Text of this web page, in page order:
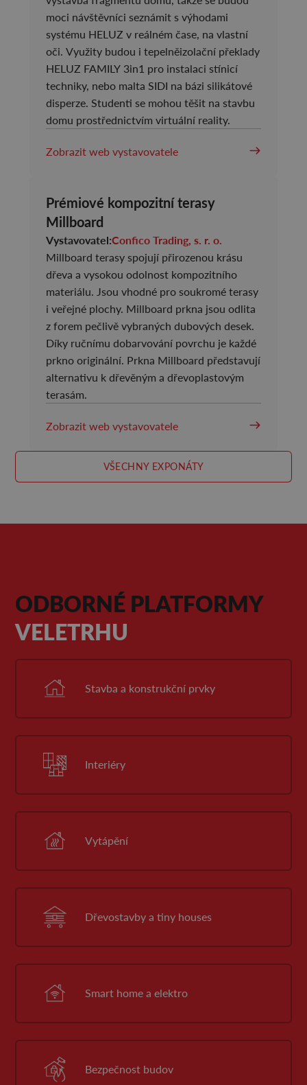
moci návštěvníci seznámit s výhodami
systému HELUZ v reálném čase, na vlastní
oči. Využity budou i tepelněizolační překlady
HELUZ FAMILY 3in1 pro instalaci stínicí
techniky, nebo malta SIDI na bázi silikátové
disperze. Studenti se mohou těšit na stavbu
domu prostřednictvím virtuální reality.
Zobrazit web vystavovatele
Prémiové kompozitní terasy
Millboard
Vystavovatel:Confico Trading, s. r. o.
Millboard terasy spojují přirozenou krásu
dřeva a vysokou odolnost kompozitního
materiálu. Jsou vhodné pro soukromé terasy
i veřejné plochy. Millboard prkna jsou odlita
z forem pečlivě vybraných dubových desek.
Díky ručnímu dobarvování povrchu je každé
prkno originální. Prkna Millboard představují
alternativu k dřevěným a dřevoplastovým
terasám.
Zobrazit web vystavovatele
VŠECHNY EXPONÁTY
ODBORNÉ PLATFORMY
VELETRHU
Stavba a konstrukční prvky
Interiéry
Vytápění
Dřevostavby a tiny houses
Smart home a elektro
Bezpečnost budov